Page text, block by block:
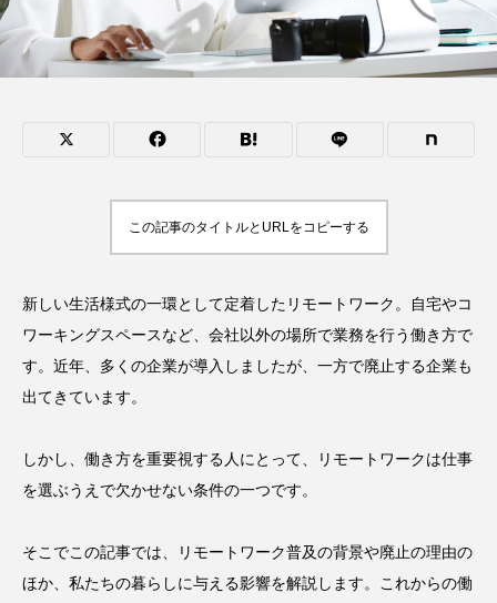
この記事のタイトルとURLをコピーする
新しい生活様式の一環として定着したリモートワーク。自宅やコ
ワーキングスペースなど、会社以外の場所で業務を行う働き方で
す。近年、多くの企業が導入しましたが、一方で廃止する企業も
出てきています。
しかし、働き方を重要視する人にとって、リモートワークは仕事
を選ぶうえで欠かせない条件の一つです。
そこでこの記事では、リモートワーク普及の背景や廃止の理由の
ほか、私たちの暮らしに与える影響を解説します。これからの働